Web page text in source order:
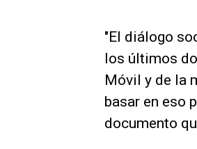
"El diálogo
los últimos
Móvil y de la
basar en eso
documento